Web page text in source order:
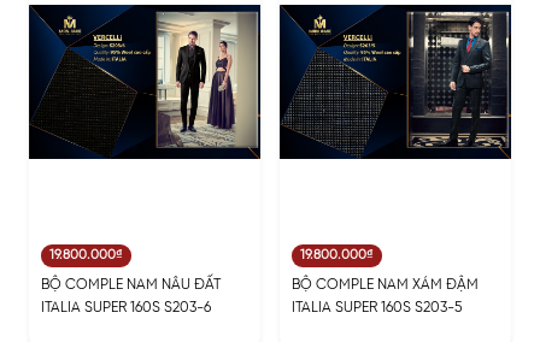
19.800.000₫
BỘ COMPLE NAM NÂU ĐẤT
ITALIA SUPER 160S S203-6
19.800.000₫
BỘ COMPLE NAM XÁM ĐẬM
ITALIA SUPER 160S S203-5